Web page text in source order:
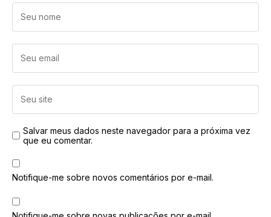
Salvar meus dados neste navegador para a próxima vez
que eu comentar.
Notifique-me sobre novos comentários por e-mail.